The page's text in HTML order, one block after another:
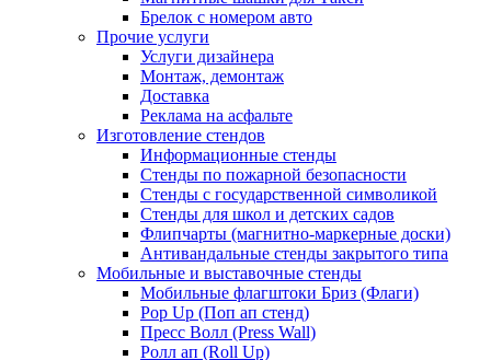
Брелок с номером авто
Прочие услуги
Услуги дизайнера
Монтаж, демонтаж
Доставка
Реклама на асфальте
Изготовление стендов
Информационные стенды
Стенды по пожарной безопасности
Стенды с государственной символикой
Стенды для школ и детских садов
Флипчарты (магнитно-маркерные доски)
Антивандальные стенды закрытого типа
Мобильные и выставочные стенды
Мобильные флагштоки Бриз (Флаги)
Pop Up (Поп ап стенд)
Пресс Волл (Press Wall)
Ролл ап (Roll Up)